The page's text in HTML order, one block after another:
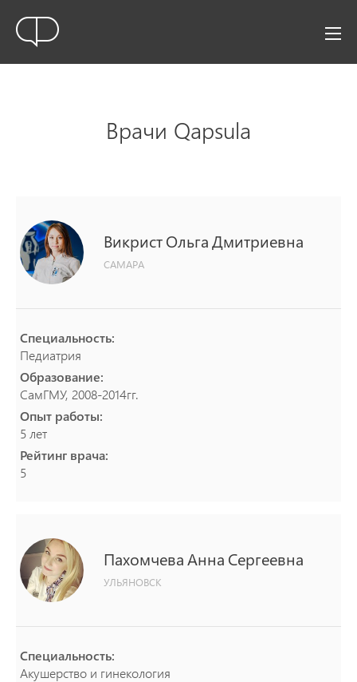
Врачи Qapsula
ВикристОльгаДмитриевна
САМАРА
Специальность:
Педиатрия
Образование:
СамГМУ, 2008-2014гг.
Опыт работы:
5 лет
Рейтинг врача:
5
ПахомчеваАнна Сергеевна
УЛЬЯНОВСК
Специальность:
Акушерство и гинекология